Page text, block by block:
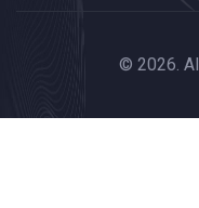
© 2026.